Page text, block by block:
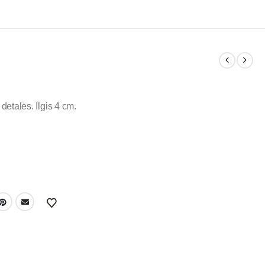
Ilgis 4 cm.